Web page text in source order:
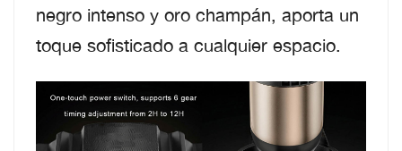
negro intenso y oro champán, aporta un
toque sofisticado a cualquier espacio.